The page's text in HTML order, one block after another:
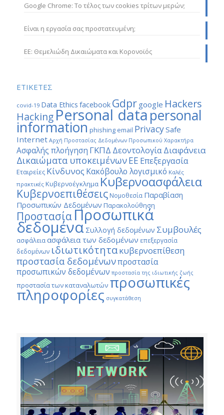
Google Chrome: Το τέλος των cookies τρίτων μερών;
Είναι η εργασία σας προστατευμένη;
ΕΕ: Θεμελιώδη Δικαιώματα και Κορονοϊός
ΕΤΙΚΕΤΕΣ
covid-19 Data Ethics facebook Gdpr google Hackers
Hacking Personal datapersonal
information phishing email PrivacySafe
Internet Αρχή Προστασίας Δεδομένων Προσωπικού Χαρακτήρα
Ασφαλής πλοήγηση ΓΚΠΔ ΔεοντολογίαΔιαφάνεια
Δικαιώματα υποκειμένωνΕΕ Επεξεργασία
Εταιρείες Κίνδυνος Κακόβουλο λογισμικό Καλές
πρακτικές Κυβερνοέγκλημα Κυβερνοασφάλεια
Κυβερνοεπιθέσεις Νομοθεσία Παραβίαση
Προσωπικών Δεδομένων Παρακολούθηση
ΠροστασίαΠροσωπικά
δεδομένα Συλλογή δεδομένων Συμβουλές
ασφάλειαασφάλεια των δεδομένων επεξεργασία
δεδομένων ιδιωτικότητακυβερνοεπίθεση
προστασία δεδομένωνπροστασία
προσωπικών δεδομένων προστασία της ιδιωτικής ζωής
προστασία των καταναλωτών προσωπικές
πληροφορίες συγκατάθεση